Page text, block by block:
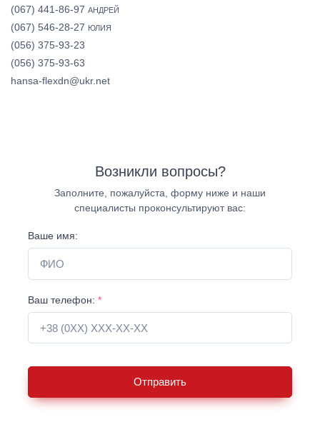
(067) 441-86-97 АНДРЕЙ
(067) 546-28-27 ЮЛИЯ
(056) 375-93-23
(056) 375-93-63
hansa-flexdn@ukr.net
Возникли вопросы?
Заполните, пожалуйста, форму ниже и наши
специалисты проконсультируют вас:
Ваше имя:
Ваш телефон: *
Отправить